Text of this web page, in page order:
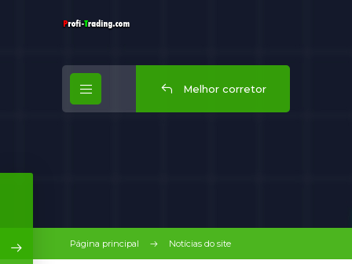
Melhor corretor
Página principal Notícias do site